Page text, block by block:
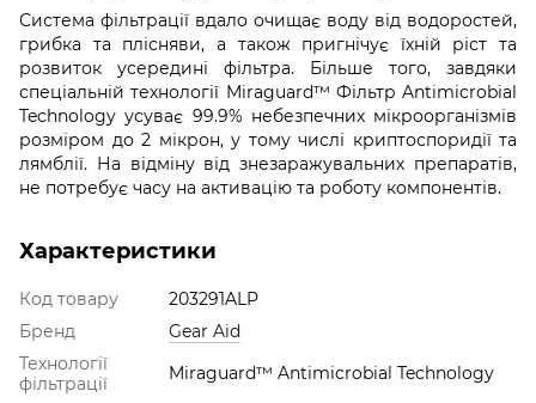
Система фільтрації вдало очищає воду від водоростей,
грибка та плісняви, а також пригнічує їхній ріст та
розвиток усередині фільтра. Більше того, завдяки
спеціальній технології Miraguard™ Фільтр Antimicrobial
Technology усуває 99.9% небезпечних мікроорганізмів
розміром до 2 мікрон, у тому числі криптоспоридії та
лямблії. На відміну від знезаражувальних препаратів,
не потребує часу на активацію та роботу компонентів.
Характеристики
Код товару
203291ALP
Бренд
Gear Aid
Технології
фільтрації
Miraguard™ Antimicrobial Technology